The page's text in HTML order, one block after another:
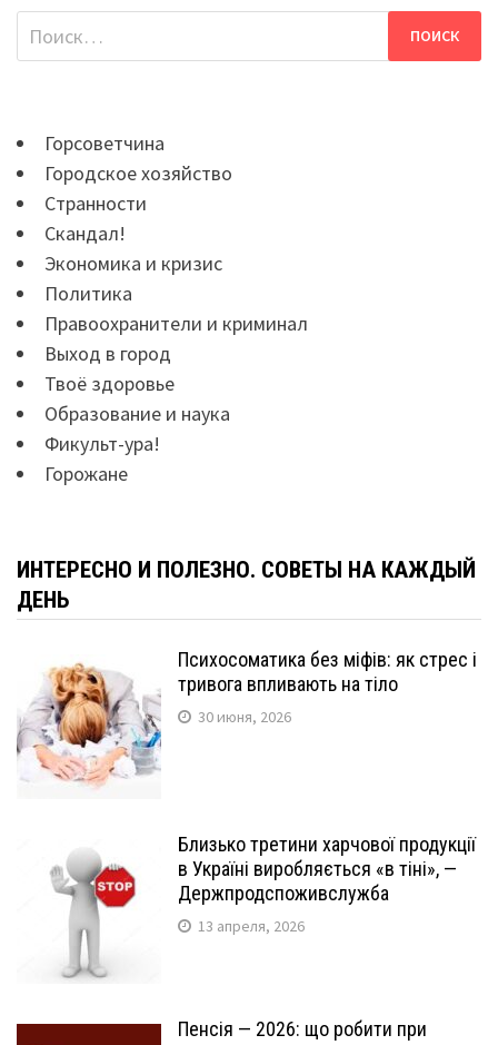
Найти:
Горсоветчина
Городское хозяйство
Странности
Скандал!
Экономика и кризис
Политика
Правоохранители и криминал
Выход в город
Твоё здоровье
Образование и наука
Фикульт-ура!
Горожане
ИНТЕРЕСНО И ПОЛЕЗНО. СОВЕТЫ НА КАЖДЫЙ
ДЕНЬ
Психосоматика без міфів: як стрес і
тривога впливають на тіло
30 июня, 2026
Близько третини харчової продукції
в Україні виробляється «в тіні», —
Держпродспоживслужба
13 апреля, 2026
Пенсія — 2026: що робити при